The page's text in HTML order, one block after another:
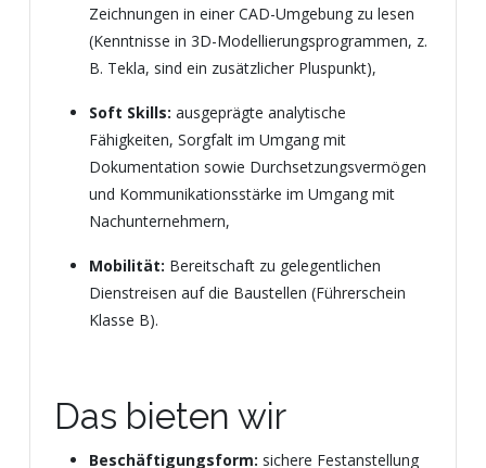
Zeichnungen in einer CAD-Umgebung zu lesen
(Kenntnisse in 3D-Modellierungsprogrammen, z.
B. Tekla, sind ein zusätzlicher Pluspunkt),
Soft Skills: ausgeprägte analytische
Fähigkeiten, Sorgfalt im Umgang mit
Dokumentation sowie Durchsetzungsvermögen
und Kommunikationsstärke im Umgang mit
Nachunternehmern,
Mobilität: Bereitschaft zu gelegentlichen
Dienstreisen auf die Baustellen (Führerschein
Klasse B).
Das bieten wir
Beschäftigungsform: sichere Festanstellung